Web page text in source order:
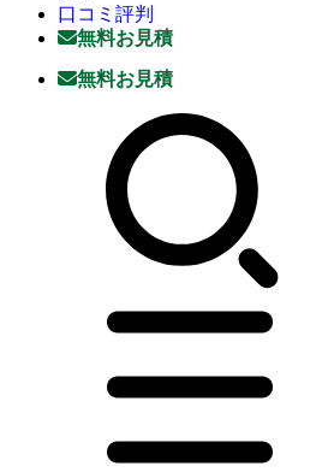
口コミ評判
無料お見積
無料お見積